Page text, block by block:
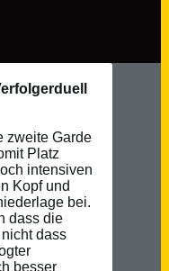
zweite Garde
Platz
intensiven
Kopf und
bei.
dass die
dass
besser